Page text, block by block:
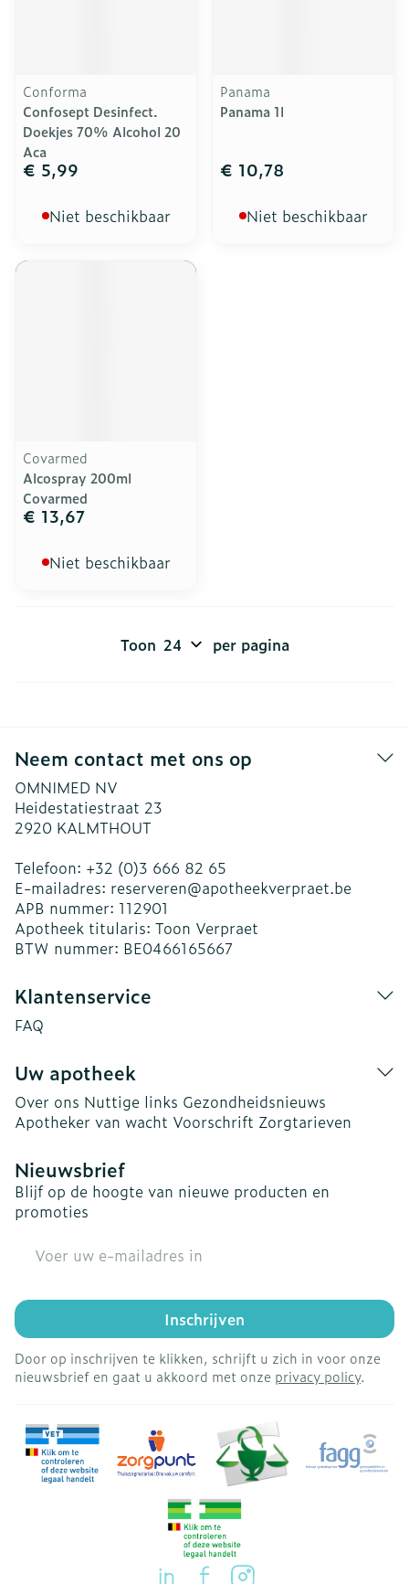
Conforma
Confosept Desinfect.
Doekjes 70% Alcohol 20
Aca
€ 5,99
Niet beschikbaar
Panama
Panama 1l
€ 10,78
Niet beschikbaar
Covarmed
Alcospray 200ml
Covarmed
€ 13,67
Niet beschikbaar
Toon per pagina
Neem contact met ons op
OMNIMED NV
Heidestatiestraat 23
2920 KALMTHOUT
Telefoon: +32 (0)3 666 82 65
E-mailadres: reserveren@apotheekverpraet.be
APB nummer: 112901
Apotheek titularis: Toon Verpraet
BTW nummer: BE0466165667
Klantenservice
FAQ
Uw apotheek
Over ons Nuttige links Gezondheidsnieuws
Apotheker van wacht Voorschrift Zorgtarieven
Nieuwsbrief
Blijf op de hoogte van nieuwe producten en
promoties
Inschrijven
Door op inschrijven te klikken, schrijft u zich in voor onze
nieuwsbrief en gaat u akkoord met onze privacy policy.